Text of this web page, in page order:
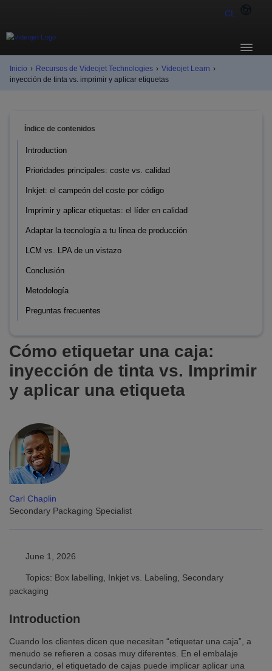
CL
Inicio › Recursos de Videojet Technologies › Videojet Learn ›
inyección de tinta vs. imprimir y aplicar etiquetas
Índice de contenidos
Introduction
Prioridades principales: coste vs. calidad
Inkjet: el campeón del coste por código
Imprimir y aplicar etiquetas: el líder en calidad
Adaptar la tecnología a tu línea de producción
LCM vs. LPA de un vistazo
Conclusión
Metodología
Preguntas frecuentes
Cómo etiquetar una caja:
inyección de tinta vs. Imprimir
y aplicar una etiqueta
Carl Chaplin
Secondary Packaging Specialist
June 1, 2026
Topics: Box labelling, Inkjet vs. Labeling, Secondary
packaging
Introduction
Cuando los clientes dicen que necesitan “etiquetar una caja”, a
menudo se refieren a cosas muy diferentes. En el embalaje
secundario, el etiquetado de cajas puede implicar aplicar una